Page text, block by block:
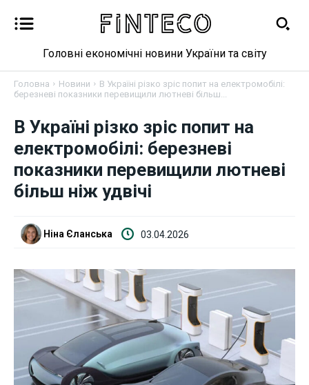
Новини
Бізнес
Фінанси
Валютний ринок
Криптовалюта
Робота і освіта
Публікації
ФОП
Головні економічні новини України та світу
Головна Новини
В Україні різко зріс попит на електромобілі:
березневі показники перевищили лютневі більш...
В Україні різко зріс попит на
електромобілі: березневі
показники перевищили лютневі
більш ніж удвічі
Ніна Єланська 03.04.2026